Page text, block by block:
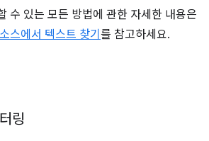
수 있는 모든 방법에 관한 자세한 내용은
스에서 텍스트 찾기 를 참고하세요.
링